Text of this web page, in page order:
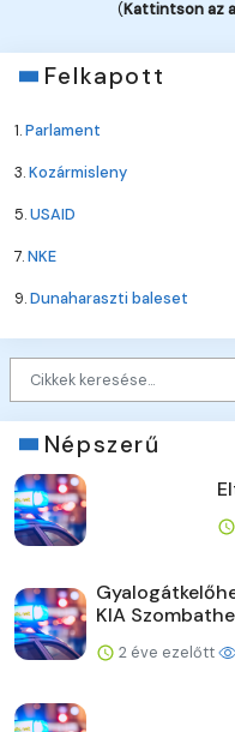
(Kattintson az
Felkapott
1.Parlament
3.Kozármisleny
5.USAID
7.NKE
9.Dunaharaszti baleset
Népszerű
KIA
2 éve ezelőtt